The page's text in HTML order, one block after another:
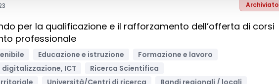
Archiviato
per la qualificazione e il rafforzamento dell’offerta di corsi
professionale
Educazione e istruzione
Formazione e lavoro
ICT
Ricerca Scientifica
Università/Centri di ricerca Bandi regionali / locali